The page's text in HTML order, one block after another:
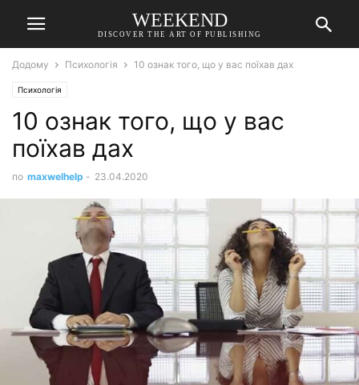
WEEKEND
DISCOVER THE ART OF PUBLISHING
Додому Психологія 10 ознак того, що у вас поїхав дах
Психологія
10 ознак того, що у вас
поїхав дах
по maxwelhelp - 23.04.2020